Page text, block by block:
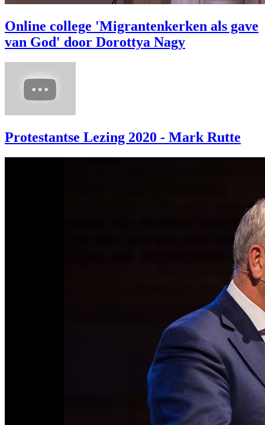
Online college 'Migrantenkerken als gave
van God' door Dorottya Nagy
Protestantse Lezing 2020 - Mark Rutte